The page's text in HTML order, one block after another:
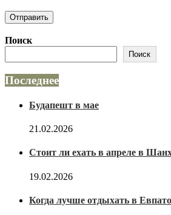
Поиск
Поиск
Последнее
Будапешт в мае
21.02.2026
Стоит ли ехать в апреле в
19.02.2026
Когда лучше отдыхать в